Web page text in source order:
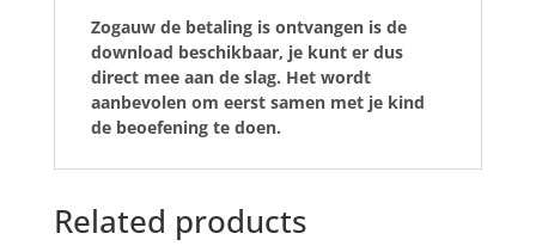
Zogauw de betaling is ontvangen is de
download beschikbaar, je kunt er dus
direct mee aan de slag. Het wordt
aanbevolen om eerst samen met je kind
de beoefening te doen.
Related products